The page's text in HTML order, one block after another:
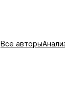
Все авторы